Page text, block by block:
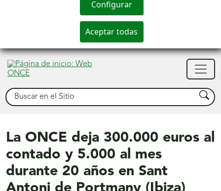
Buscar Buscar
La ONCE deja 300.000 euros al
contado y 5.000 al mes
durante 20 años en Sant